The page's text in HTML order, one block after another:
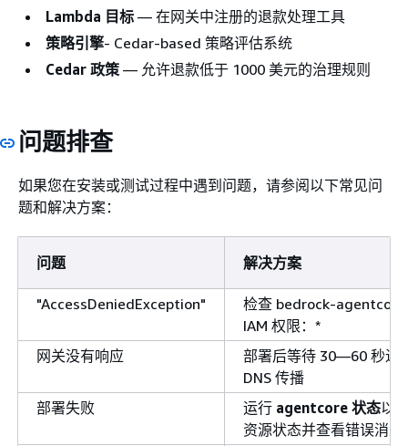
Lambda 目标 — 在网关中注册的退款处理工具
策略引擎- Cedar-based 策略评估系统
Cedar 政策— 允许退款低于 1000 美元的治理规则
问题排查
如果您在安装或测试过程中遇到问题，请参阅以下常见问
题和解决方案：
问题 解决方案
"AccessDeniedException"
检查 bedrock-agentcore
IAM 权限：*
网关没有响应
部署后等待 30—60 秒进
DNS 传播
部署失败
运行 agentcore 状态以
资源状态并查看错误消息